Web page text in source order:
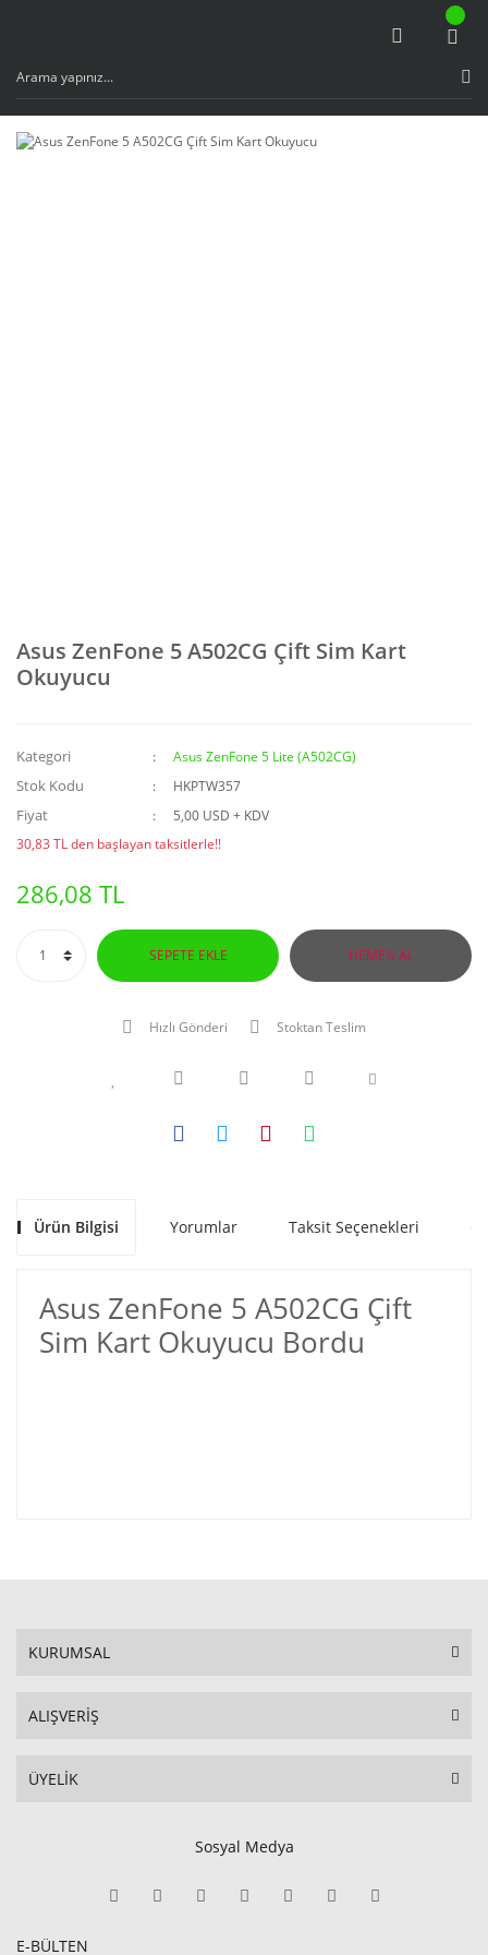
Asus ZenFone 5 A502CG Çift Sim Kart
Okuyucu
Kategori Asus ZenFone 5 Lite (A502CG)
Stok Kodu HKPTW357
Fiyat
5,00 USD + KDV
30,83 TL den başlayan taksitlerle!!
286,08 TL
SEPETE EKLE HEMEN AL
Hızlı Gönderi Stoktan Teslim
Ürün Bilgisi Yorumlar Taksit Seçenekleri
Asus ZenFone 5 A502CG Çift
Sim Kart Okuyucu Bordu
KURUMSAL
ALIŞVERİŞ
ÜYELİK
Sosyal Medya
E-BÜLTEN